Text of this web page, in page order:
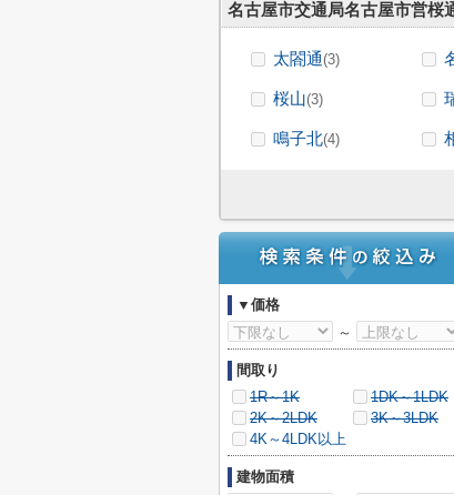
名古屋市交通局名古屋市営桜
太閤通(3)
桜山(3)
鳴子北(4)
▼価格
～
間取り
1R～1K
1DK～1LDK
2K～2LDK
3K～3LDK
4K～4LDK以上
建物面積